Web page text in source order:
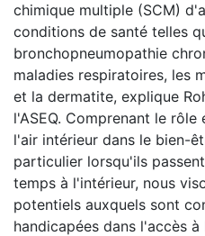
chimique multiple (SCM)
conditions de santé telles
bronchopneumopathie
maladies respiratoires, les
et la dermatite, explique
l'ASEQ. Comprenant le
l'air intérieur dans le bien-
particulier lorsqu'ils
temps à l'intérieur, nous
potentiels auxquels sont
handicapées dans l'accès